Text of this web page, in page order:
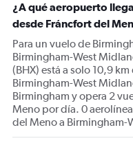
Y
axis
displaying
Number
of
flights.
Range:
0
to
18.
¿A qué aeropuerto
desde Fráncfort del
Para un vuelo de
Birmingham-West
(BHX) está a solo 10,9
Birmingham-West
Birmingham y opera 2
Meno por día. 0
del Meno a Birmingham-